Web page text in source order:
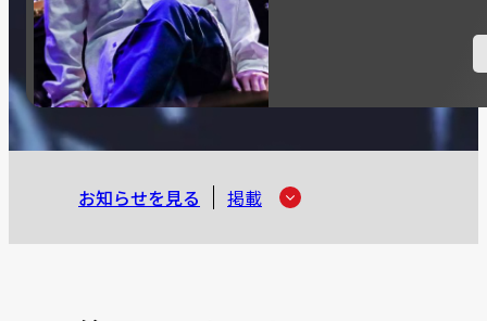
お知らせを見る 掲載